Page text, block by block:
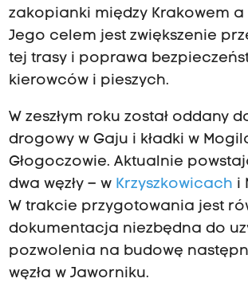
zakopianki między Krakowem a
Jego celem jest zwiększenie
tej trasy i poprawa
kierowców i pieszych.
W zeszłym roku został oddany
drogowy w Gaju i kładki w
Głogoczowie. Aktualnie
dwa węzły – w Krzyszkowicach i
W trakcie przygotowania jest
dokumentacja niezbędna do
pozwolenia na budowę
węzła w Jaworniku.